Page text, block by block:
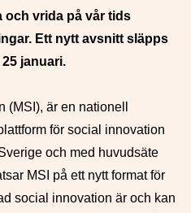
och vrida på vår tids
Ett nytt avsnitt släpps
januari.
(MSI), är en nationell
för social innovation
och med huvudsäte
MSI på ett nytt format för
social innovation är och kan